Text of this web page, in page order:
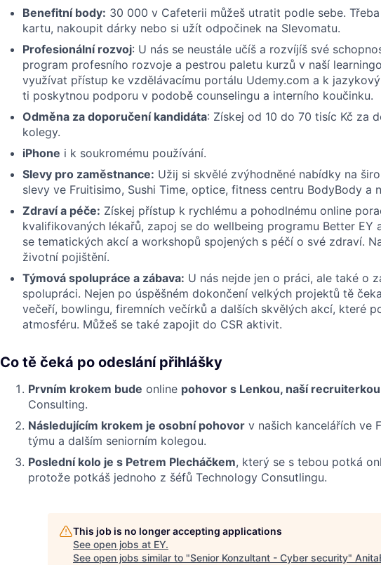
Benefitní body: 30 000 v Cafeterii můžeš utratit podle sebe.
kartu, nakoupit dárky nebo si užít odpočinek na Slevomatu.
Profesionální rozvoj: U nás se neustále učíš a rozvíjíš své
program profesního rozvoje a pestrou paletu kurzů v naší
využívat přístup ke vzdělávacímu portálu Udemy.com a k
ti poskytnou podporu v podobě counselingu a interního koučinku.
Odměna za doporučení kandidáta: Získej od 10 do 70 tisíc Kč za
kolegy.
iPhone i k soukromému používání.
Slevy pro zaměstnance: Užij si skvělé zvýhodněné nabídky na
slevy ve Fruitisimo, Sushi Time, optice, fitness centru BodyBody a
Zdraví a péče: Získej přístup k rychlému a pohodlnému online
kvalifikovaných lékařů, zapoj se do wellbeing programu Better EY
se tematických akcí a workshopů spojených s péčí o své zdraví.
životní pojištění.
Týmová spolupráce a zábava: U nás nejde jen o práci, ale také o
spolupráci. Nejen po úspěšném dokončení velkých projektů tě
večeří, bowlingu, firemních večírků a dalších skvělých akcí, které
atmosféru. Můžeš se také zapojit do CSR aktivit.
Co tě čeká po odeslání přihlášky
Prvním krokem bude online pohovor s Lenkou, naší recruiterkou
Consulting.
Následujícím krokem je osobní pohovor v našich kancelářích ve
týmu a dalším seniorním kolegou.
Poslední kolo je s Petrem Plecháčkem, který se s tebou potká
protože potkáš jednoho z šéfů Technology Consutlingu.
This job is no longer accepting applications
See open jobs at EY.
See open jobs similar to "Senior Konzultant - Cyber security"